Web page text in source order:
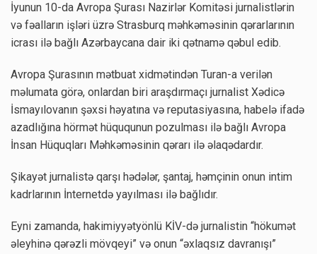
İyunun 10-da Avropa Şurası Nazirlər Komitəsi jurnalistlərin
və fəalların işləri üzrə Strasburq məhkəməsinin qərarlarının
icrası ilə bağlı Azərbaycana dair iki qətnamə qəbul edib.
Avropa Şurasının mətbuat xidmətindən Turan-a verilən
məlumata görə, onlardan biri araşdırmaçı jurnalist Xədicə
İsmayılovanın şəxsi həyatına və reputasiyasına, habelə ifadə
azadlığına hörmət hüququnun pozulması ilə bağlı Avropa
İnsan Hüquqları Məhkəməsinin qərarı ilə əlaqədardır.
Şikayət jurnalistə qarşı hədələr, şantaj, həmçinin onun intim
kadrlarının İnternetdə yayılması ilə bağlıdır.
Eyni zamanda, hakimiyyətyönlü KİV-də jurnalistin “hökumət
əleyhinə qərəzli mövqeyi” və onun “əxlaqsız davranışı”